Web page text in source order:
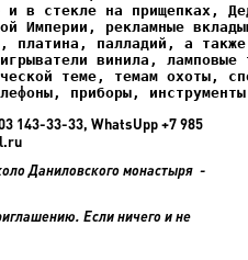
в стекле на прищепках,
приборы,
143-33-33, WhatsUpp +7 985
Даниловского монастыря -
Если ничего и не